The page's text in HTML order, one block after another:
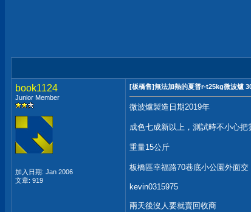
book1124
Junior Member
加入日期: Jan 2006
文章: 919
[板橋售]無法加熱的夏普r-t25kg微波爐
微波爐製造日期2019年
成色七成新以上，測試時不小心把
重量15公斤
板橋區幸福路70巷底小公園外面交
kevin0315975
兩天後沒人要就賣回收商